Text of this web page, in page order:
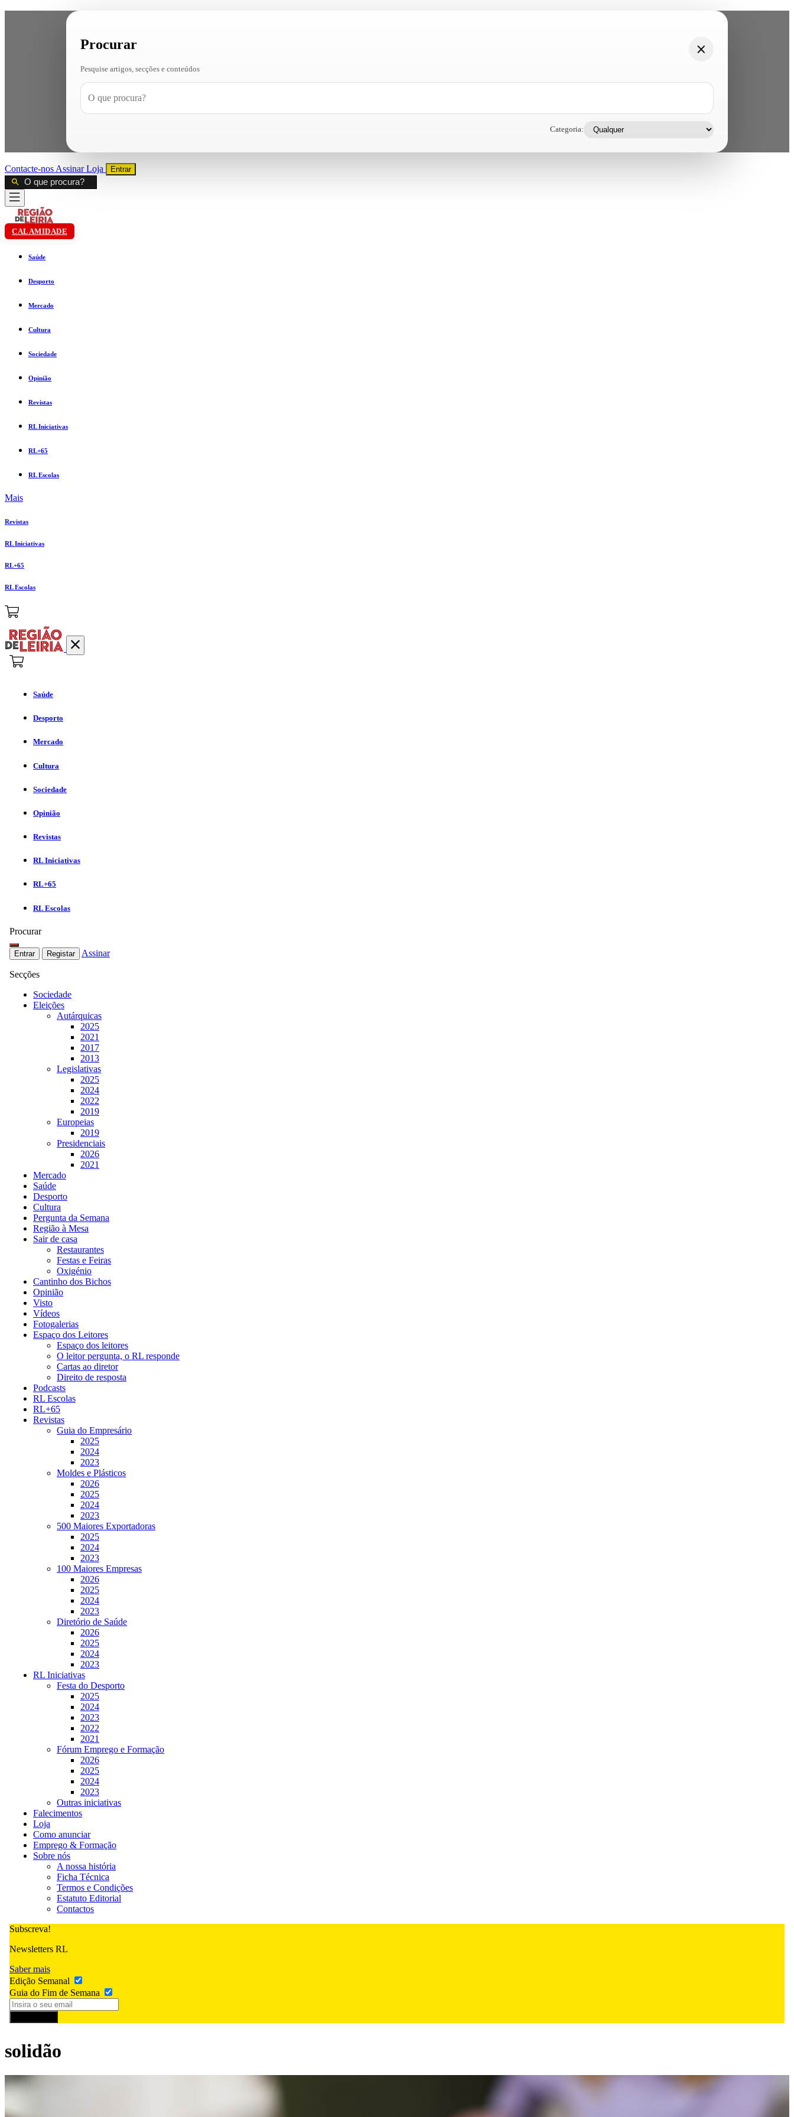
Procurar
Pesquise artigos, secções e conteúdos
Categoria:
Contacte-nos AssinarLoja Entrar
CALAMIDADE
Saúde
Desporto
Mercado
Cultura
Sociedade
Opinião
Revistas
RL Iniciativas
RL+65
RL Escolas
Mais
Revistas
RL Iniciativas
RL+65
RL Escolas
Saúde
Desporto
Mercado
Cultura
Sociedade
Opinião
Revistas
RL Iniciativas
RL+65
RL Escolas
Procurar
Entrar Registar Assinar
Secções
Sociedade
Eleições
Autárquicas
2025
2021
2017
2013
Legislativas
2025
2024
2022
2019
Europeias
2019
Presidenciais
2026
2021
Mercado
Saúde
Desporto
Cultura
Pergunta da Semana
Região à Mesa
Sair de casa
Restaurantes
Festas e Feiras
Oxigénio
Cantinho dos Bichos
Opinião
Visto
Vídeos
Fotogalerias
Espaço dos Leitores
Espaço dos leitores
O leitor pergunta, o RL responde
Cartas ao diretor
Direito de resposta
Podcasts
RL Escolas
RL+65
Revistas
Guia do Empresário
2025
2024
2023
Moldes e Plásticos
2026
2025
2024
2023
500 Maiores Exportadoras
2025
2024
2023
100 Maiores Empresas
2026
2025
2024
2023
Diretório de Saúde
2026
2025
2024
2023
RL Iniciativas
Festa do Desporto
2025
2024
2023
2022
2021
Fórum Emprego e Formação
2026
2025
2024
2023
Outras iniciativas
Falecimentos
Loja
Como anunciar
Emprego & Formação
Sobre nós
A nossa história
Ficha Técnica
Termos e Condições
Estatuto Editorial
Contactos
Subscreva!
Newsletters RL
Saber mais
Edição Semanal
Guia do Fim de Semana
solidão